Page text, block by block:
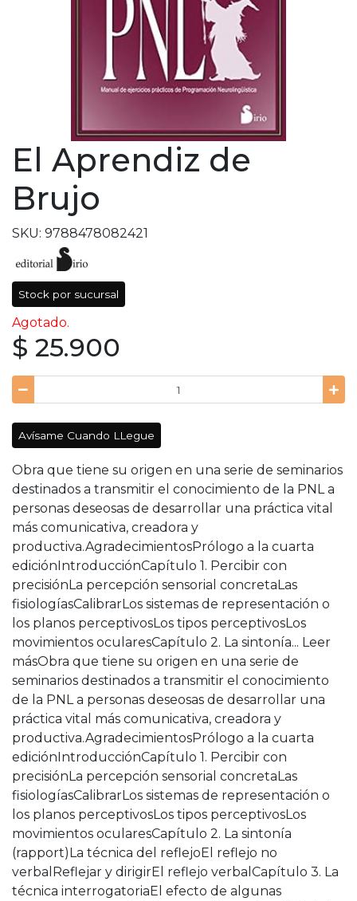
El Aprendiz de
Brujo
SKU: 9788478082421
Stock por sucursal
Agotado.
$ 25.900
Avísame Cuando LLegue
Obra que tiene su origen en una serie de seminarios
destinados a transmitir el conocimiento de la PNL a
personas deseosas de desarrollar una práctica vital
más comunicativa, creadora y
productiva.AgradecimientosPrólogo a la cuarta
ediciónIntroducciónCapítulo 1. Percibir con
precisiónLa percepción sensorial concretaLas
fisiologíasCalibrarLos sistemas de representación o
los planos perceptivosLos tipos perceptivosLos
movimientos ocularesCapítulo 2. La sintonía... Leer
másObra que tiene su origen en una serie de
seminarios destinados a transmitir el conocimiento
de la PNL a personas deseosas de desarrollar una
práctica vital más comunicativa, creadora y
productiva.AgradecimientosPrólogo a la cuarta
ediciónIntroducciónCapítulo 1. Percibir con
precisiónLa percepción sensorial concretaLas
fisiologíasCalibrarLos sistemas de representación o
los planos perceptivosLos tipos perceptivosLos
movimientos ocularesCapítulo 2. La sintonía
(rapport)La técnica del reflejoEl reflejo no
verbalReflejar y dirigirEl reflejo verbalCapítulo 3. La
técnica interrogatoriaEl efecto de algunas